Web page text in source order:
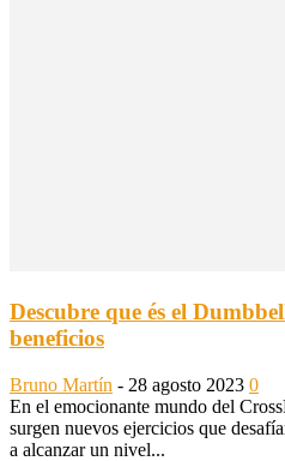
Descubre que és el
beneficios
Bruno Martín - 28 agosto 2023 0
En el emocionante mundo del
surgen nuevos ejercicios que
a alcanzar un nivel...